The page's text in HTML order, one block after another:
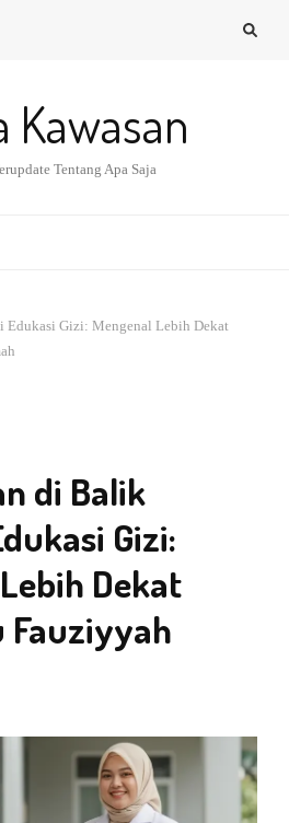
Kawasan
Tentang Apa Saja
Edukasi Gizi: Mengenal Lebih Dekat
di Balik
Gizi:
Dekat
Fauziyyah